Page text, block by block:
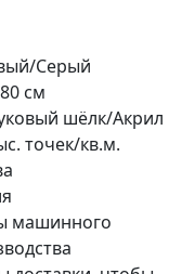
Серый
см
шёлк/Акрил
точек/кв.м.
машинного